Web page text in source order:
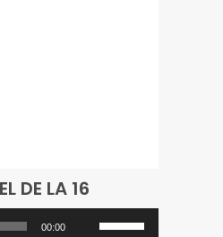
DE LA 16
00:00
Utiliza